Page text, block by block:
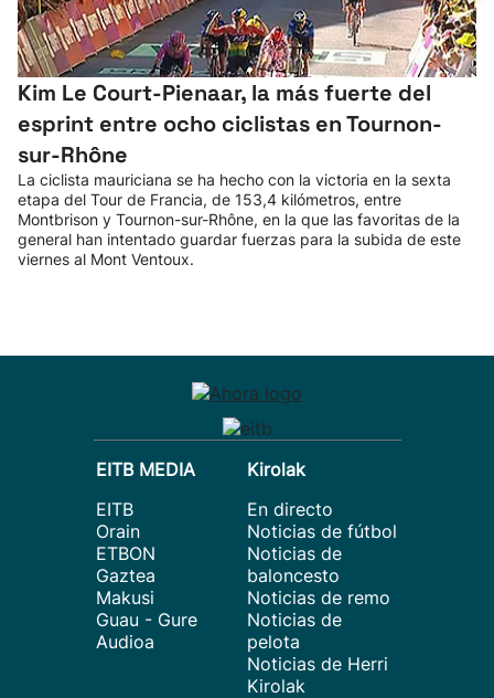
Kim Le Court-Pienaar, la más fuerte del
esprint entre ocho ciclistas en Tournon-
sur-Rhône
La ciclista mauriciana se ha hecho con la victoria en la sexta
etapa del Tour de Francia, de 153,4 kilómetros, entre
Montbrison y Tournon-sur-Rhône, en la que las favoritas de la
general han intentado guardar fuerzas para la subida de este
viernes al Mont Ventoux.
EITB MEDIA
EITB
Orain
ETBON
Gaztea
Makusi
Guau - Gure
Audioa
Kirolak
En directo
Noticias de fútbol
Noticias de
baloncesto
Noticias de remo
Noticias de
pelota
Noticias de Herri
Kirolak